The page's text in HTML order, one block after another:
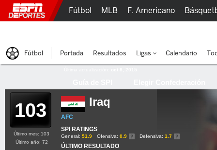
103 Iraq
AFC
SPI RATINGS
General: 51.9 Ofensiva: 0.9 Defensiva: 1.7
ÚLTIMO RESULTADO
Último mes: 103
Último año: 72
Fútbol MLB F. Americano
Fútbol Portada Resultados Ligas Calendario